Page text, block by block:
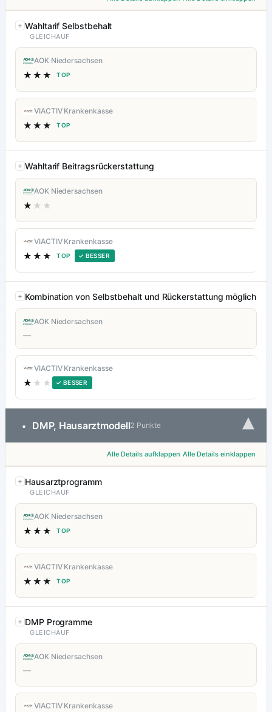
Wahltarif Selbstbehalt
GLEICHAUF
AOK Niedersachsen
★★★ TOP
VIACTIV Krankenkasse
★★★ TOP
Wahltarif Beitragsrückerstattung
AOK Niedersachsen
★ ★★
VIACTIV Krankenkasse
★★★ TOP ✓ BESSER
Kombination von Selbstbehalt und Rückerstattung möglich
AOK Niedersachsen
—
VIACTIV Krankenkasse
★ ★★ ✓ BESSER
• DMP, Hausarztmodell2 Punkte ▾
Alle Details aufklappen Alle Details einklappen
Hausarztprogramm
GLEICHAUF
AOK Niedersachsen
★★★ TOP
VIACTIV Krankenkasse
★★★ TOP
DMP Programme
GLEICHAUF
AOK Niedersachsen
—
VIACTIV Krankenkasse